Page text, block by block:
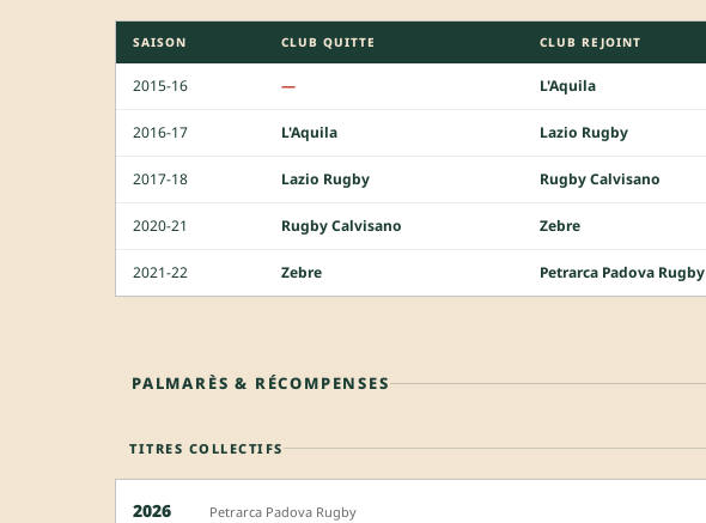
SAISON CLUB QUITTE CLUB REJOINT
2015-16 — L'Aquila
2016-17 L'Aquila Lazio Rugby
2017-18 Lazio Rugby Rugby Calvisano
2020-21 Rugby Calvisano Zebre
2021-22 Zebre Petrarca Padova Rugby
PALMARÈS & RÉCOMPENSES
TITRES COLLECTIFS
2026 Petrarca Padova Rugby